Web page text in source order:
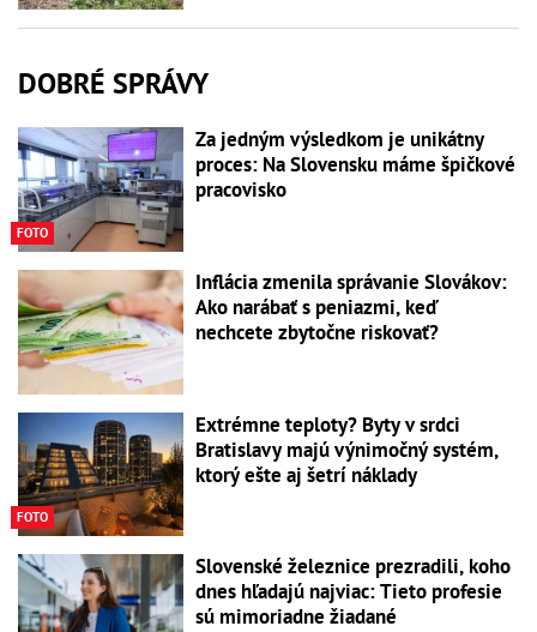
DOBRÉ SPRÁVY
FOTO
Za jedným výsledkom je unikátny
proces: Na Slovensku máme špičkové
pracovisko
Inflácia zmenila správanie Slovákov:
Ako narábať s peniazmi, keď
nechcete zbytočne riskovať?
FOTO
Extrémne teploty? Byty v srdci
Bratislavy majú výnimočný systém,
ktorý ešte aj šetrí náklady
Slovenské železnice prezradili, koho
dnes hľadajú najviac: Tieto profesie
sú mimoriadne žiadané